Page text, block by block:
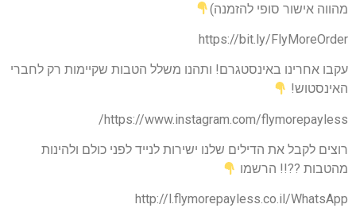
מהווה אישור סופי להזמנה)
https://bit.ly/FlyMoreOrder
עקבו אחרינו באינסטגרם! ותהנו משלל הטבות שקיימות רק לחברי
האינסטוש!
https://www.instagram.com/flymorepayless/
רוצים לקבל את הדילים שלנו ישירות לנייד לפני כולם ולהינות
מהטבות ??!! הרשמו
http://l.flymorepayless.co.il/WhatsApp